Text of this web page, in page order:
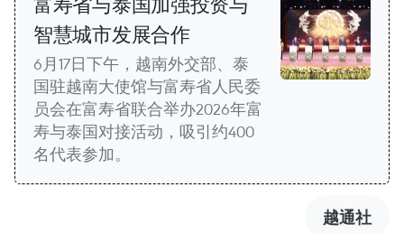
智慧城市发展合作
6月17日下午，越南外交部、泰
国驻越南大使馆与富寿省人民委
员会在富寿省联合举办2026年富
寿与泰国对接活动，吸引约400
名代表参加。
越通社